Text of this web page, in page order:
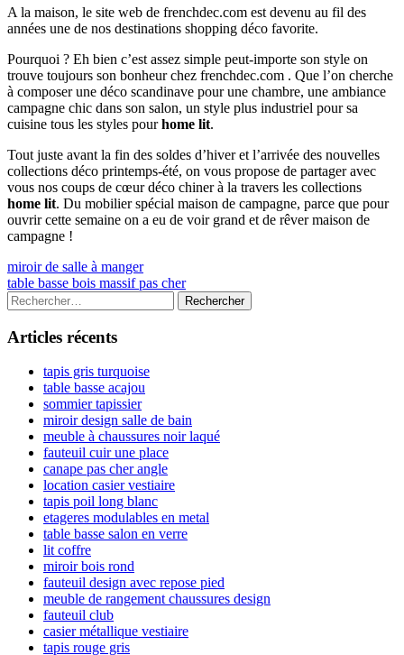
A la maison, le site web de frenchdec.com est devenu au fil des
années une de nos destinations shopping déco favorite.
Pourquoi ? Eh bien c’est assez simple peut-importe son style on
trouve toujours son bonheur chez frenchdec.com . Que l’on cherche
à composer une déco scandinave pour une chambre, une ambiance
campagne chic dans son salon, un style plus industriel pour sa
cuisine tous les styles pourhome lit.
Tout juste avant la fin des soldes d’hiver et l’arrivée des nouvelles
collections déco printemps-été, on vous propose de partager avec
vous nos coups de cœur déco chiner à la travers les collections
home lit. Du mobilier spécial maison de campagne, parce que pour
ouvrir cette semaine on a eu de voir grand et de rêver maison de
campagne !
Navigation
de
l’article
Previous
article:
miroir de salle à manger
Next
article:
table basse bois massif pas cher
Colonne
latérale
principale
Rechercher :
Articles récents
tapis gris turquoise
table basse acajou
sommier tapissier
miroir design salle de bain
meuble à chaussures noir laqué
fauteuil cuir une place
canape pas cher angle
location casier vestiaire
tapis poil long blanc
etageres modulables en metal
table basse salon en verre
lit coffre
miroir bois rond
fauteuil design avec repose pied
meuble de rangement chaussures design
fauteuil club
casier métallique vestiaire
tapis rouge gris